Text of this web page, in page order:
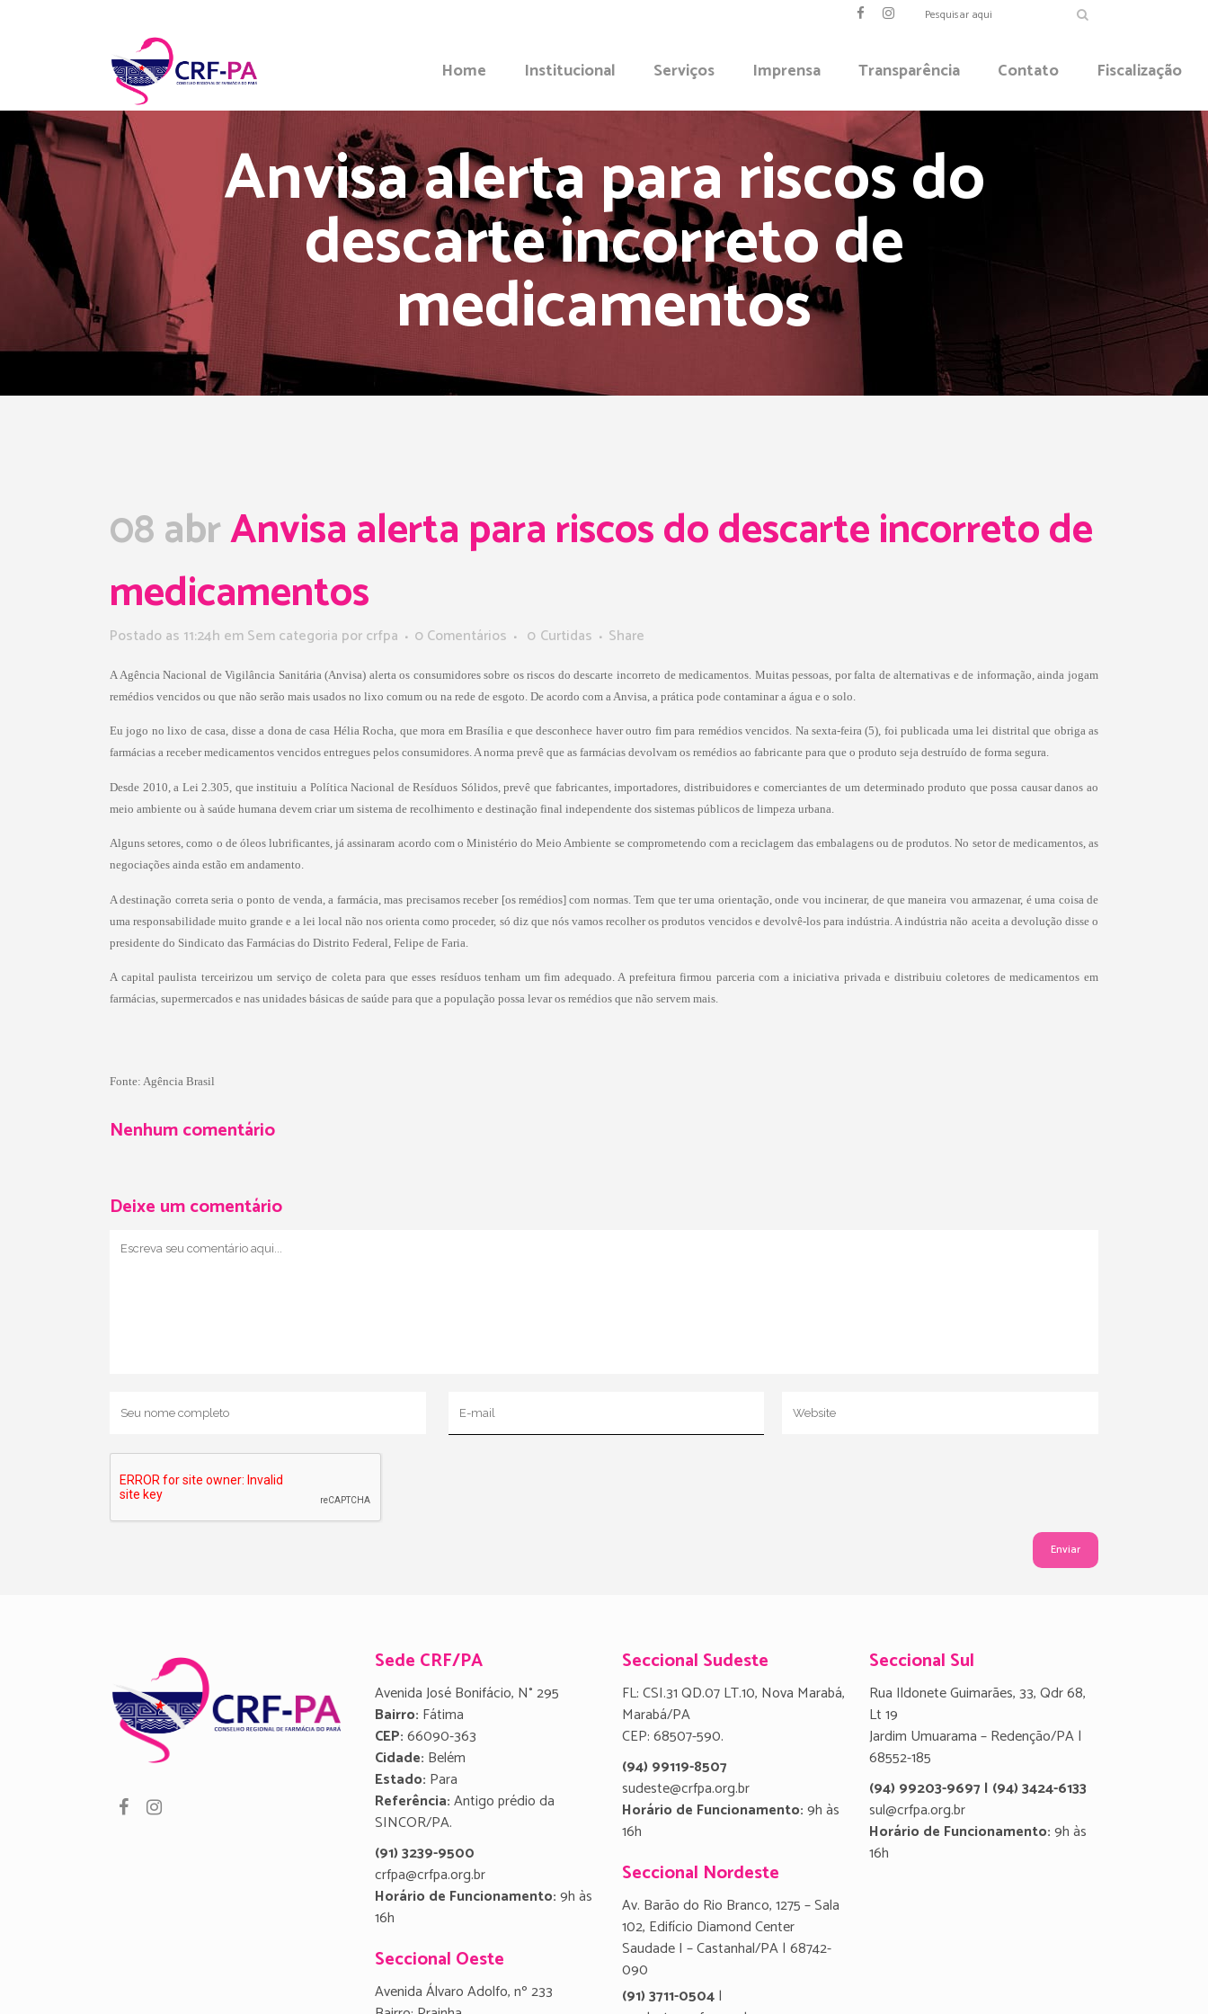
Home Institucional Serviços Imprensa Transparência Contato Fiscalização
Anvisa alerta para riscos do
descarte incorreto de
medicamentos
08 abrAnvisa alerta para riscos do descarte incorreto de
medicamentos
Postado as 11:24h em Sem categoria porcrfpa 0 Comentários 0 Curtidas Share
A Agência Nacional de Vigilância Sanitária (Anvisa) alerta os consumidores sobre os riscos do descarte incorreto de medicamentos. Muitas pessoas, por falta de alternativas e de informação, ainda jogam
remédios vencidos ou que não serão mais usados no lixo comum ou na rede de esgoto. De acordo com a Anvisa, a prática pode contaminar a água e o solo.
Eu jogo no lixo de casa, disse a dona de casa Hélia Rocha, que mora em Brasília e que desconhece haver outro fim para remédios vencidos. Na sexta-feira (5), foi publicada uma lei distrital que obriga as
farmácias a receber medicamentos vencidos entregues pelos consumidores. A norma prevê que as farmácias devolvam os remédios ao fabricante para que o produto seja destruído de forma segura.
Desde 2010, a Lei 2.305, que instituiu a Política Nacional de Resíduos Sólidos, prevê que fabricantes, importadores, distribuidores e comerciantes de um determinado produto que possa causar danos ao
meio ambiente ou à saúde humana devem criar um sistema de recolhimento e destinação final independente dos sistemas públicos de limpeza urbana.
Alguns setores, como o de óleos lubrificantes, já assinaram acordo com o Ministério do Meio Ambiente se comprometendo com a reciclagem das embalagens ou de produtos. No setor de medicamentos, as
negociações ainda estão em andamento.
A destinação correta seria o ponto de venda, a farmácia, mas precisamos receber [os remédios] com normas. Tem que ter uma orientação, onde vou incinerar, de que maneira vou armazenar, é uma coisa de
uma responsabilidade muito grande e a lei local não nos orienta como proceder, só diz que nós vamos recolher os produtos vencidos e devolvê-los para indústria. A indústria não aceita a devolução disse o
presidente do Sindicato das Farmácias do Distrito Federal, Felipe de Faria.
A capital paulista terceirizou um serviço de coleta para que esses resíduos tenham um fim adequado. A prefeitura firmou parceria com a iniciativa privada e distribuiu coletores de medicamentos em
farmácias, supermercados e nas unidades básicas de saúde para que a população possa levar os remédios que não servem mais.
Fonte: Agência Brasil
Nenhum comentário
Deixe um comentário
Sede CRF/PA
Avenida José Bonifácio, N° 295
Bairro: Fátima
CEP:66090-363
Cidade: Belém
Estado: Para
Referência:Antigo prédio da
SINCOR/PA.
(91) 3239-9500
crfpa@crfpa.org.br
Horário de Funcionamento:9h às
16h
Seccional Oeste
Avenida Álvaro Adolfo, nº 233
Seccional Sudeste
FL: CSI.31 QD.07 LT.10, Nova Marabá,
Marabá/PA
CEP: 68507-590.
(94) 99119-8507
sudeste@crfpa.org.br
Horário de Funcionamento:9h às
16h
Seccional Nordeste
Av. Barão do Rio Branco, 1275 – Sala
102, Edifício Diamond Center
Saudade I – Castanhal/PA | 68742-
090
(91) 3711-0504|
Seccional Sul
Rua Ildonete Guimarães, 33, Qdr 68,
Lt 19
Jardim Umuarama – Redenção/PA |
68552-185
(94) 99203-9697 | (94) 3424-6133
sul@crfpa.org.br
Horário de Funcionamento:9h às
16h